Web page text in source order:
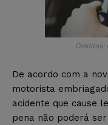
Créditos:
De acordo com a
motorista
acidente que cause
pena não poderá